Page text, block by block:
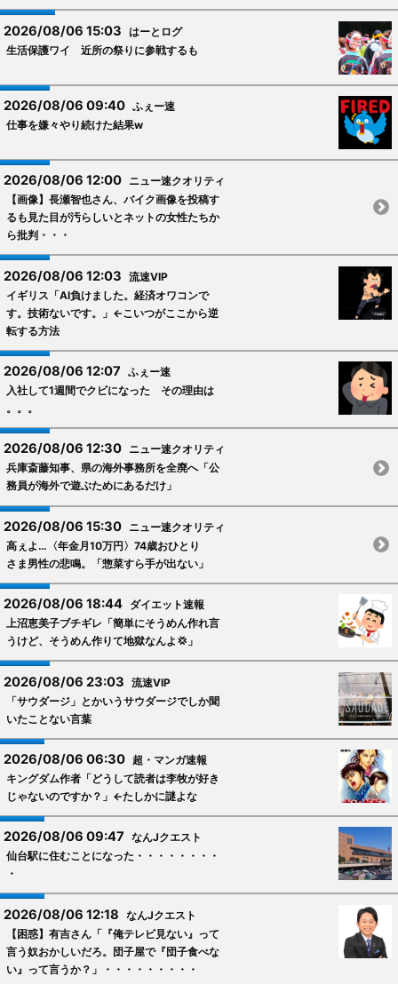
2026/08/06 15:03はーとログ
生活保護ワイ 近所の祭りに参戦するも
2026/08/06 09:40ふぇー速
仕事を嫌々やり続けた結果w
2026/08/06 12:00ニュー速クオリティ
【画像】長瀬智也さん、バイク画像を投稿す
るも見た目が汚らしいとネットの女性たちか
ら批判・・・
2026/08/06 12:03流速VIP
イギリス「AI負けました。経済オワコンで
す。技術ないです。」←こいつがここから逆
転する方法
2026/08/06 12:07ふぇー速
入社して1週間でクビになった その理由は
。。。
2026/08/06 12:30ニュー速クオリティ
兵庫斎藤知事、県の海外事務所を全廃へ「公
務員が海外で遊ぶためにあるだけ」
2026/08/06 15:30ニュー速クオリティ
高ぇよ…〈年金月10万円〉74歳おひとり
さま男性の悲鳴。「惣菜すら手が出ない」
2026/08/06 18:44ダイエット速報
上沼恵美子ブチギレ「簡単にそうめん作れ言
うけど、そうめん作りて地獄なんよ💢」
2026/08/06 23:03流速VIP
「サウダージ」とかいうサウダージでしか聞
いたことない言葉
2026/08/06 06:30超・マンガ速報
キングダム作者「どうして読者は李牧が好き
じゃないのですか？」←たしかに謎よな
2026/08/06 09:47なんJクエスト
仙台駅に住むことになった・・・・・・・・
・
2026/08/06 12:18なんJクエスト
【困惑】有吉さん「『俺テレビ見ない』って
言う奴おかしいだろ。団子屋で『団子食べな
い』って言うか？」・・・・・・・・・